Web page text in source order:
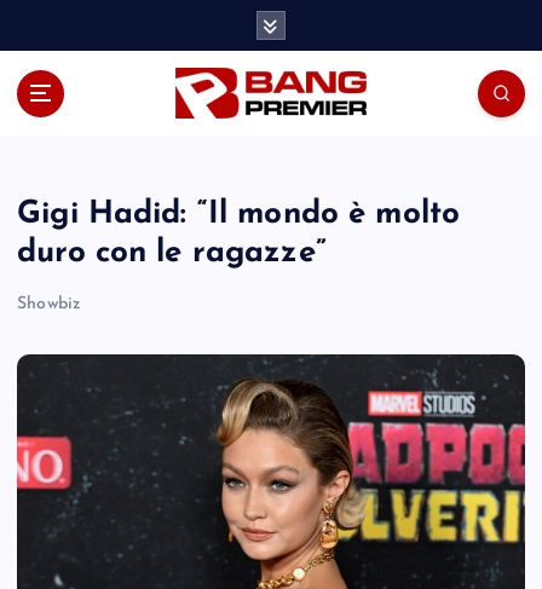
Gigi Hadid: “Il mondo è molto
duro con le ragazze”
Showbiz